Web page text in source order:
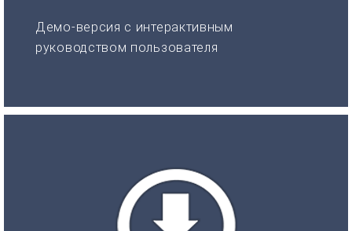
Демо-версия с интерактивным
руководством пользователя